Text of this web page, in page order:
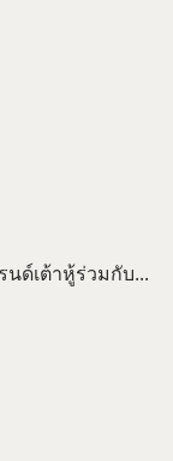
ด์เต้าหู้ร่วมกับ...